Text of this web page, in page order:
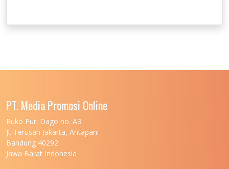
UNIVERSITAS JEMBER
UNIVERSITAS MALIKUSSALEH
UNIVERSITAS MARITIM RAJA ALI HAJI
UNIVERSITAS MATARAM
UNIVERSITAS MULAWARMAN
PT. Media Promosi Online
Ruko Puri Dago no. A3
Jl. Terusan Jakarta, Antapani
Bandung 40292
Jawa Barat Indonesia